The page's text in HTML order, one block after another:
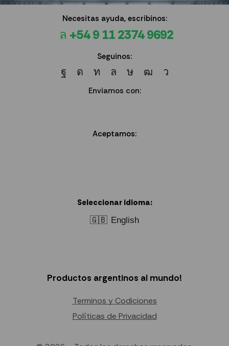
Necesitas ayuda, escribinos:
+54 9 11 2374 9692
Seguinos:
Enviamos con:
Aceptamos:
Seleccionar idioma:
🇬🇧 English
Productos argentinos al mundo!
Terminos y Codiciones
Políticas de Privacidad